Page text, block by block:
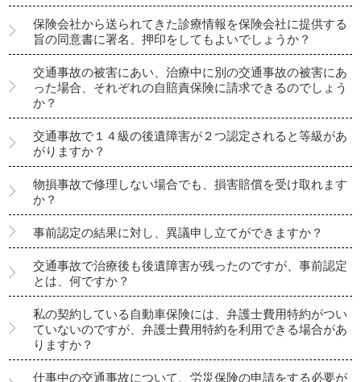
保険会社から送られてきた診療情報を保険会社に提供する
旨の同意書に署名、押印をしてもよいでしょうか？
交通事故の被害にあい、治療中に別の交通事故の被害にあ
った場合、それぞれの自賠責保険に請求できるのでしょう
か？
交通事故で１４級の後遺障害が２つ認定されると等級があ
がりますか？
物損事故で修理しない場合でも、損害賠償を受け取れます
か？
事前認定の結果に対し、異議申し立てができますか？
交通事故で治療後も後遺障害が残ったのですが、事前認定
とは、何ですか？
私の契約している自動車保険には、弁護士費用特約がつい
ていないのですが、弁護士費用特約を利用できる場合があ
りますか？
仕事中の交通事故について、労災保険の申請をする必要が